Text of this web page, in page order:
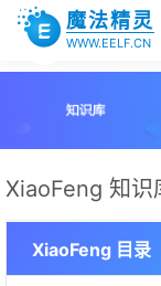
魔法精灵
WWW.EELF.CN
XiaoFeng 知识
XiaoFeng 目录